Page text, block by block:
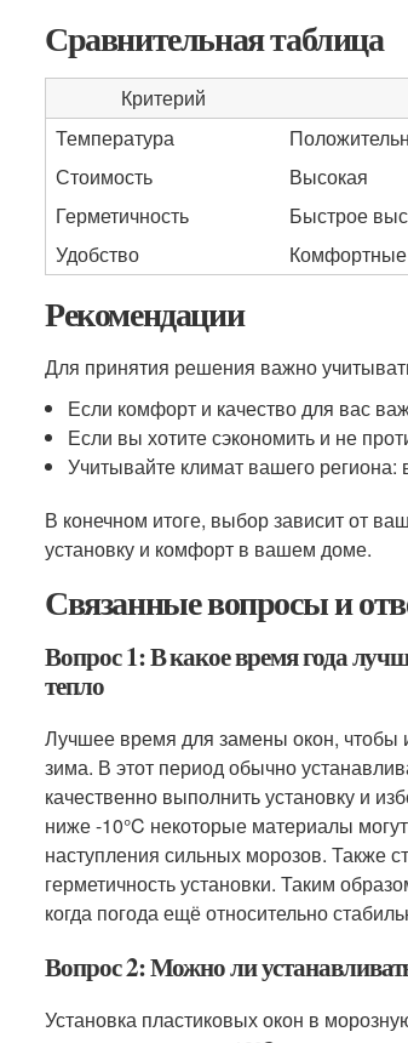
Сравнительная таблица
Критерий
Температура
Стоимость
Высокая
Герметичность
Быстрое
Удобство
Комфортные
Рекомендации
Для принятия решения важно
Если комфорт и качество для вас
Если вы хотите сэкономить и не
Учитывайте климат вашего
В конечном итоге, выбор зависит от
установку и комфорт в вашем доме.
Связанные вопросы и
Вопрос 1: В какое время года
тепло
Лучшее время для замены окон, чтобы
зима. В этот период обычно
качественно выполнить установку и
ниже -10°C некоторые материалы
наступления сильных морозов. Также
герметичность установки. Таким
когда погода ещё относительно
Вопрос 2: Можно ли
Установка пластиковых окон в